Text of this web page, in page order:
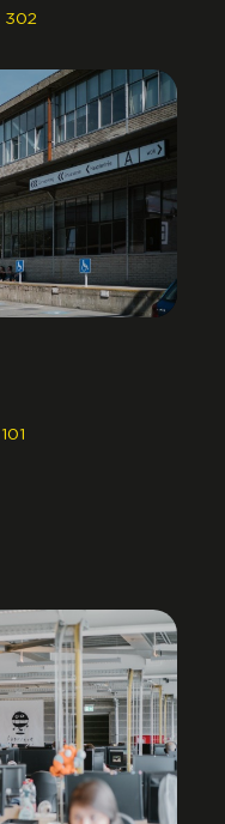
302
101